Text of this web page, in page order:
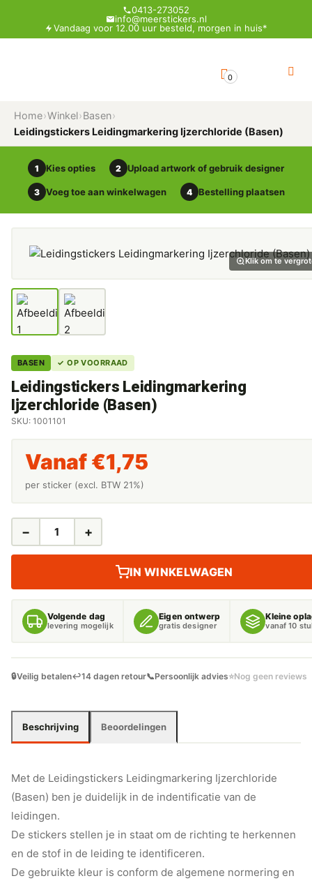
0413-273052
info@meerstickers.nl
Vandaag voor 12.00 uur besteld, morgen in huis*
0
Home›Winkel›Basen›
Leidingstickers Leidingmarkering Ijzerchloride (Basen)
1 Kies opties 2 Upload artwork of gebruik designer
3 Voeg toe aan winkelwagen 4 Bestelling plaatsen
Klik om te
BASEN ✓ OP VOORRAAD
Leidingstickers Leidingmarkering
Ijzerchloride (Basen)
SKU: 1001101
Vanaf €1,75
per sticker (excl. BTW 21%)
LEIDINGSTICKERS
− +
IN WINKELWAGEN
Volgende dag
levering mogelijk
Eigen ontwerp
gratis designer
Kleine
vanaf 10
🔒Veilig betalen↩️14 dagen retour📞Persoonlijk advies⭐Nog geen reviews
Beschrijving Beoordelingen
Met de Leidingstickers Leidingmarkering Ijzerchloride
(Basen) ben je duidelijk in de indentificatie van de
leidingen.
De stickers stellen je in staat om de richting te herkennen
en de stof in de leiding te identificeren.
De gebruikte kleur is conform de algemene normering en